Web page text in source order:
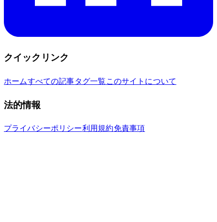
クイックリンク
ホームすべての記事タグ一覧 このサイトについて
法的情報
プライバシーポリシー利用規約免責事項